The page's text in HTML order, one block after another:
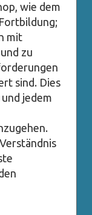
wie dem
mit
zu
sind. Dies
jedem